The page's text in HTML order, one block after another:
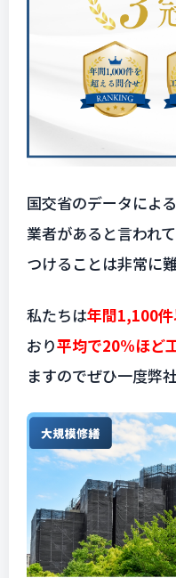
国交省のデータによ
業者があると言われ
つけることは非常に難
私たちは年間1,100
おり平均で20%ほど
ますのでぜひ一度弊